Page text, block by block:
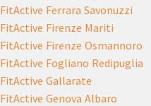
FitActive Ferrara Savonuzzi
FitActive Firenze Mariti
FitActive Firenze Osmannoro
FitActive Fogliano Redipuglia
FitActive Gallarate
FitActive Genova Albaro